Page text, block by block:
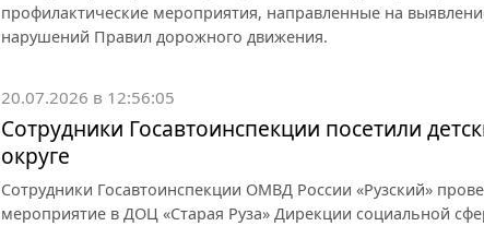
профилактические мероприятия, направленные на
нарушений Правил дорожного движения.
20.07.2026 в 12:56:05
Сотрудники Госавтоинспекции посетили
округе
Сотрудники Госавтоинспекции ОМВД России «Рузский»
мероприятие в ДОЦ «Старая Руза» Дирекции социальной